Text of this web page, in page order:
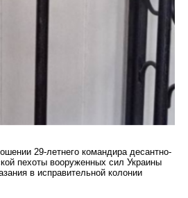
29-летнего командира десантно-
пехоты вооруженных сил Украины
в исправительной колонии